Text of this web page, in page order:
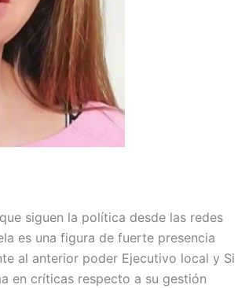
siguen la política desde las redes
es una figura de fuerte presencia
al anterior poder Ejecutivo local y Si
en críticas respecto a su gestión